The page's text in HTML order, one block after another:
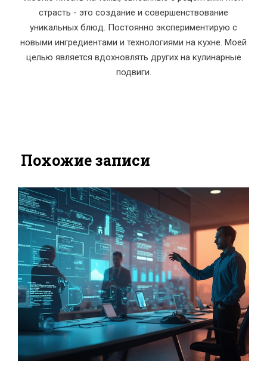
страсть - это создание и совершенствование
уникальных блюд. Постоянно экспериментирую с
новыми ингредиентами и технологиями на кухне. Моей
целью является вдохновлять других на кулинарные
подвиги.
Похожие записи